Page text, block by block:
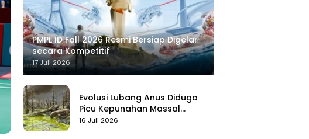
PMPL ID Fall 2026 Resmi Bersiap Digelar
secara Kompetitif
17 Juli 2026
Evolusi Lubang Anus Diduga
Picu Kepunahan Massal
Pertama di Bumi
16 Juli 2026